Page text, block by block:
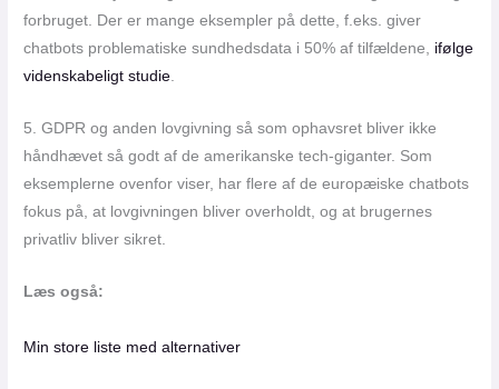
forbruget. Der er mange eksempler på dette, f.eks. giver
chatbots problematiske sundhedsdata i 50% af tilfældene, ifølge
videnskabeligt studie.
5. GDPR og anden lovgivning så som ophavsret bliver ikke
håndhævet så godt af de amerikanske tech-giganter. Som
eksemplerne ovenfor viser, har flere af de europæiske chatbots
fokus på, at lovgivningen bliver overholdt, og at brugernes
privatliv bliver sikret.
Læs også:
Min store liste med alternativer